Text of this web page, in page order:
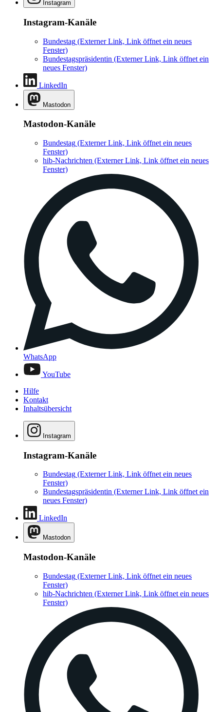
Instagram
Instagram-Kanäle
Bundestag (Externer Link, Link öffnet ein neues
Fenster)
Bundestagspräsidentin (Externer Link, Link öffnet ein
neues Fenster)
LinkedIn
Mastodon
Mastodon-Kanäle
Bundestag (Externer Link, Link öffnet ein neues
Fenster)
hib-Nachrichten (Externer Link, Link öffnet ein neues
Fenster)
WhatsApp
YouTube
Hilfe
Kontakt
Inhaltsübersicht
Instagram
Instagram-Kanäle
Bundestag (Externer Link, Link öffnet ein neues
Fenster)
Bundestagspräsidentin (Externer Link, Link öffnet ein
neues Fenster)
LinkedIn
Mastodon
Mastodon-Kanäle
Bundestag (Externer Link, Link öffnet ein neues
Fenster)
hib-Nachrichten (Externer Link, Link öffnet ein neues
Fenster)